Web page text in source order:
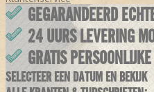
GEGARANDEERD
24 UURS LEVERING
GRATIS
SELECTEER EEN DATUM EN BEKIJK